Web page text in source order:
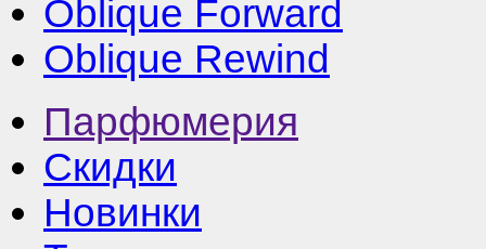
Oblique Forward
Oblique Rewind
Парфюмерия
Скидки
Новинки